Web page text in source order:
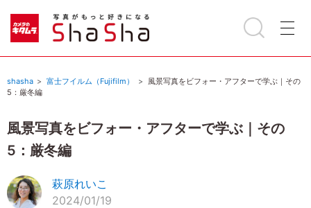
shasha 富士フイルム（Fujifilm）
風景写真をビフォー・アフターで学ぶ｜その
5：厳冬編
風景写真をビフォー・アフターで学ぶ｜その
5：厳冬編
萩原れいこ
2024/01/19